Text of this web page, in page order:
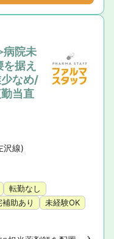
病院未
据え
なめ/
当直
沢線)
転勤なし
補助あり
未経験OK